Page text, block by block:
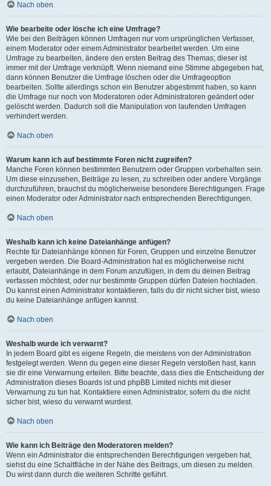
Nach oben
Wie bearbeite oder lösche ich eine Umfrage?
Wie bei den Beiträgen können Umfragen nur vom ursprünglichen Verfasser,
einem Moderator oder einem Administrator bearbeitet werden. Um eine
Umfrage zu bearbeiten, ändere den ersten Beitrag des Themas; dieser ist
immer mit der Umfrage verknüpft. Wenn niemand eine Stimme abgegeben hat,
dann können Benutzer die Umfrage löschen oder die Umfrageoption
bearbeiten. Sollte allerdings schon ein Benutzer abgestimmt haben, so kann
die Umfrage nur noch von Moderatoren oder Administratoren geändert oder
gelöscht werden. Dadurch soll die Manipulation von laufenden Umfragen
verhindert werden.
Nach oben
Warum kann ich auf bestimmte Foren nicht zugreifen?
Manche Foren können bestimmten Benutzern oder Gruppen vorbehalten sein.
Um diese einzusehen, Beiträge zu lesen, zu schreiben oder andere Vorgänge
durchzuführen, brauchst du möglicherweise besondere Berechtigungen. Frage
einen Moderator oder Administrator nach entsprechenden Berechtigungen.
Nach oben
Weshalb kann ich keine Dateianhänge anfügen?
Rechte für Dateianhänge können für Foren, Gruppen und einzelne Benutzer
vergeben werden. Die Board-Administration hat es möglicherweise nicht
erlaubt, Dateianhänge in dem Forum anzufügen, in dem du deinen Beitrag
verfassen möchtest, oder nur bestimmte Gruppen dürfen Dateien hochladen.
Du kannst einen Administrator kontaktieren, falls du dir nicht sicher bist, wieso
du keine Dateianhänge anfügen kannst.
Nach oben
Weshalb wurde ich verwarnt?
In jedem Board gibt es eigene Regeln, die meistens von der Administration
festgelegt werden. Wenn du gegen eine dieser Regeln verstoßen hast, kann
sie dir eine Verwarnung erteilen. Bitte beachte, dass dies die Entscheidung der
Administration dieses Boards ist und phpBB Limited nichts mit dieser
Verwarnung zu tun hat. Kontaktiere einen Administrator, sofern du die nicht
sicher bist, wieso du verwarnt wurdest.
Nach oben
Wie kann ich Beiträge den Moderatoren melden?
Wenn ein Administrator die entsprechenden Berechtigungen vergeben hat,
siehst du eine Schaltfläche in der Nähe des Beitrags, um diesen zu melden.
Du wirst dann durch die weiteren Schritte geführt.